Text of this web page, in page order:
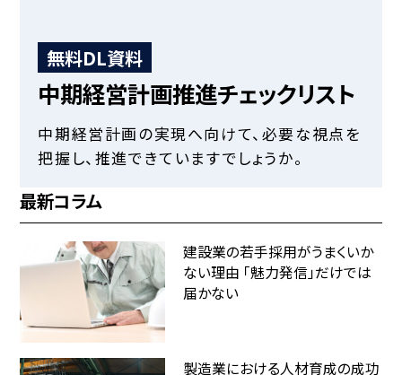
無料DL資料
中期経営計画推進チェックリスト
中期経営計画の実現へ向けて、必要な視点を
把握し、推進できていますでしょうか。
最新コラム
建設業の若手採用がうまくいか
ない理由 「魅力発信」だけでは
届かない
製造業における人材育成の成功